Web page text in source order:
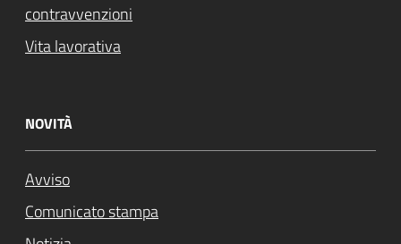
contravvenzioni
Vita lavorativa
NOVITÀ
Avviso
Comunicato stampa